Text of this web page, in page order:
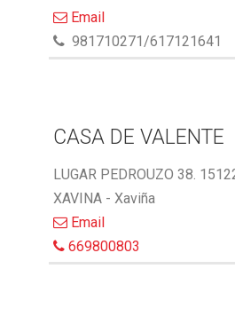
Email
981710271/617121641
CASA DE VALENTE
LUGAR PEDROUZO 38.
XAVINA - Xaviña
Email
669800803